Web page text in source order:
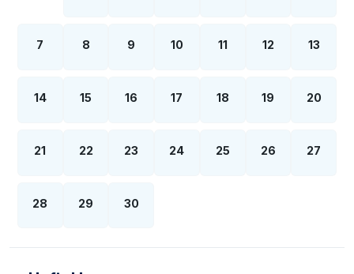
7 8 9 10 11 12 13
14 15 16 17 18 19 20
21 22 23 24 25 26 27
28 29 30